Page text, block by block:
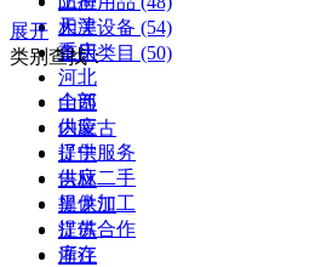
相关设备 (54)
备用类目 (50)
天津
重庆
河北
山西
内蒙古
辽宁
吉林
黑龙江
江苏
浙江
展开
类别查找：
全部
供应
提供服务
供应二手
提供加工
提供合作
库存